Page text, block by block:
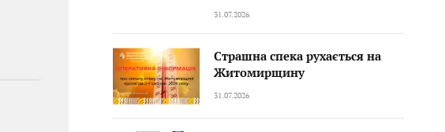
31.07.2026
Страшна спека рухається на
Житомирщину
31.07.2026